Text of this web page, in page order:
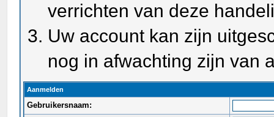
verrichten van deze
Uw account kan zijn
nog in afwachting zijn van
Aanmelden
Gebruikersnaam: